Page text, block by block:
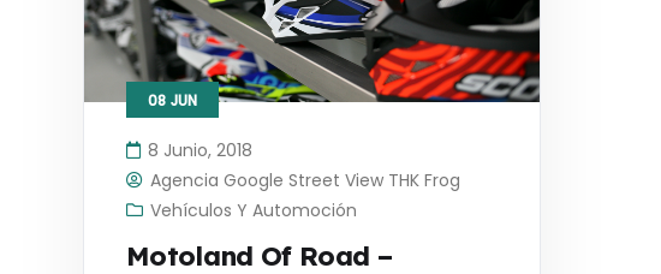
08 JUN
8 Junio, 2018
Agencia Google Street View THK Frog
Vehículos Y Automoción
Motoland Of Road –